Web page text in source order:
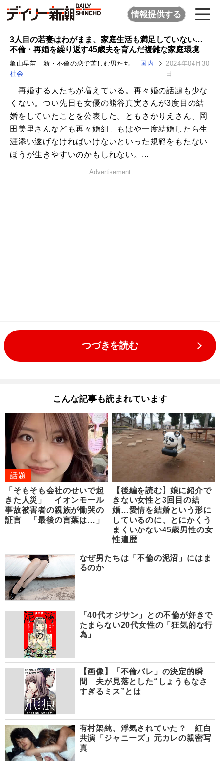
情報提供する
3人目の若妻はわがまま、家庭生活も満足していない…
不倫・再婚を繰り返す45歳夫を育んだ複雑な家庭環境
亀山早苗 新・不倫の恋で苦しむ男たち
国内
社会
2024年04月30
日
再婚する人たちが増えている。再々婚の話題も少な
くない。つい先日も女優の熊谷真実さんが3度目の結
婚をしていたことを公表した。ともさかりえさん、岡
田美里さんなども再々婚組。もはや一度結婚したら生
涯添い遂げなければいけないといった規範をもたない
ほうが生きやすいのかもしれない。...
Advertisement
つづきを読む
こんな記事も読まれています
話題
「そもそも会社のせいで起
きた人災」 イオンモール
事故被害者の親族が慟哭の
証言 「最後の言葉は…」
【後編を読む】娘に紹介で
きない女性と3回目の結
婚…愛情を結婚という形に
しているのに、とにかくう
まくいかない45歳男性の女
性遍歴
なぜ男たちは「不倫の泥沼」にはま
るのか
「40代オジサン」との不倫が好きで
たまらない20代女性の「狂気的な行
為」
【画像】「不倫バレ」の決定的瞬
間 夫が見落とした“しょうもなさ
すぎるミス”とは
有村架純、浮気されていた？ 紅白
共演「ジャニーズ」元カレの親密写
真